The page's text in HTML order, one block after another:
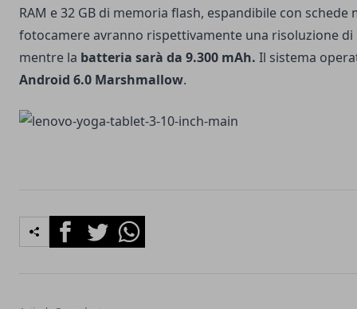
RAM e 32 GB di memoria flash, espandibile con schede
fotocamere avranno rispettivamente una risoluzione di
mentre la batteria sarà da 9.300 mAh. Il sistema
Android 6.0 Marshmallow.
FacebookTwitterWhatsapp